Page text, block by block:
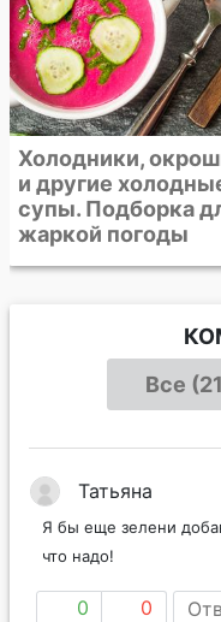
Рецепты из
кабачков к
сезону
Все
Татьяна
Я бы еще зелени
что надо!
0 0